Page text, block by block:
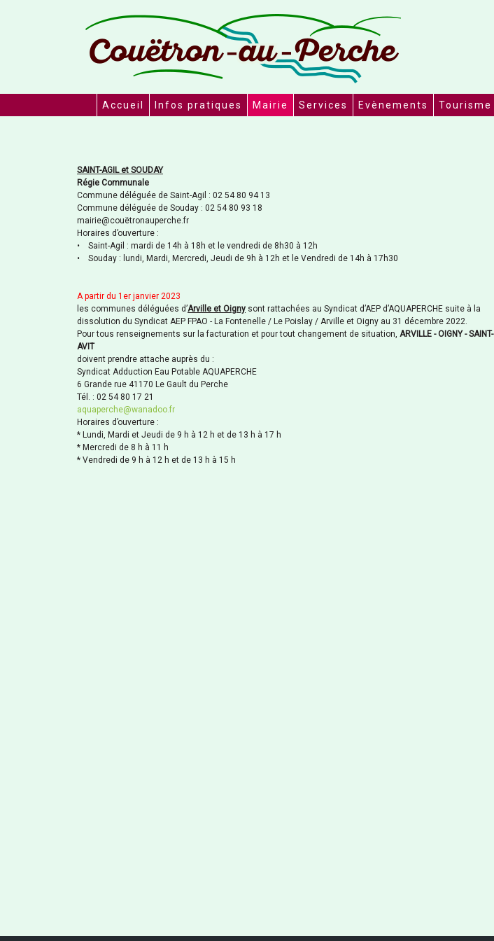
Accueil Infos pratiques Mairie Services Evènements Tourisme
SAINT-AGIL et SOUDAY
Régie Communale
Commune déléguée de Saint-Agil : 02 54 80 94 13
Commune déléguée de Souday : 02 54 80 93 18
mairie@couëtronauperche.fr
Horaires d’ouverture :
• Saint-Agil : mardi de 14h à 18h et le vendredi de 8h30 à 12h
• Souday : lundi, Mardi, Mercredi, Jeudi de 9h à 12h et le Vendredi de 14h à 17h30
A partir du 1er janvier 2023
les communes déléguées d’Arville et Oigny sont rattachées au Syndicat d’AEP d’AQUAPERCHE suite à la
dissolution du Syndicat AEP FPAO - La Fontenelle / Le Poislay / Arville et Oigny au 31 décembre 2022.
Pour tous renseignements sur la facturation et pour tout changement de situation, ARVILLE - OIGNY - SAINT-
AVIT
doivent prendre attache auprès du :
Syndicat Adduction Eau Potable AQUAPERCHE
6 Grande rue 41170 Le Gault du Perche
Tél. : 02 54 80 17 21
aquaperche@wanadoo.fr
Horaires d’ouverture :
* Lundi, Mardi et Jeudi de 9 h à 12 h et de 13 h à 17 h
* Mercredi de 8 h à 11 h
* Vendredi de 9 h à 12 h et de 13 h à 15 h